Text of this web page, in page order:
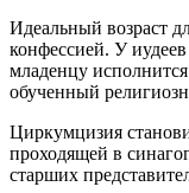
Идеальный возраст
конфессией. У
младенцу
обученный
Циркумцизия
проходящей в
старших